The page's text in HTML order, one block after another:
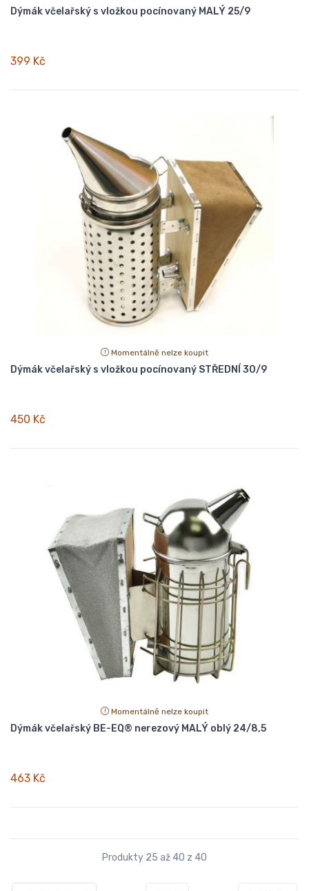
Dýmák včelařský s vložkou pocínovaný MALÝ 25/9
399 Kč
Momentálně nelze koupit
Dýmák včelařský s vložkou pocínovaný STŘEDNÍ 30/9
450 Kč
Momentálně nelze koupit
Dýmák včelařský BE-EQ® nerezový MALÝ oblý 24/8,5
463 Kč
Produkty 25 až 40 z 40